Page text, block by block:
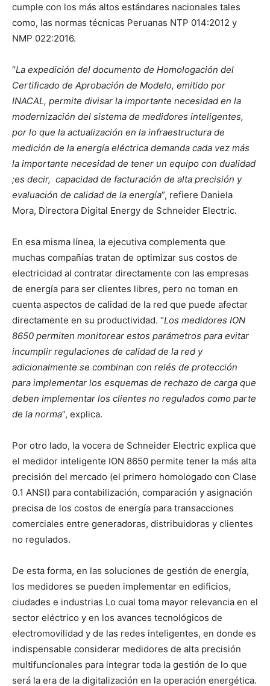
cumple con los más altos estándares nacionales tales
como, las normas técnicas Peruanas NTP 014:2012 y
NMP 022:2016.
“La expedición del documento de Homologación del
Certificado de Aprobación de Modelo, emitido por
INACAL, permite divisar la importante necesidad en la
modernización del sistema de medidores inteligentes,
por lo que la actualización en la infraestructura de
medición de la energía eléctrica demanda cada vez más
la importante necesidad de tener un equipo con dualidad
;es decir, capacidad de facturación de alta precisión y
evaluación de calidad de la energía”, refiere Daniela
Mora, Directora Digital Energy de Schneider Electric.
En esa misma línea, la ejecutiva complementa que
muchas compañías tratan de optimizar sus costos de
electricidad al contratar directamente con las empresas
de energía para ser clientes libres, pero no toman en
cuenta aspectos de calidad de la red que puede afectar
directamente en su productividad. “Los medidores ION
8650 permiten monitorear estos parámetros para evitar
incumplir regulaciones de calidad de la red y
adicionalmente se combinan con relés de protección
para implementar los esquemas de rechazo de carga que
deben implementar los clientes no regulados como parte
de la norma”, explica.
Por otro lado, la vocera de Schneider Electric explica que
el medidor inteligente ION 8650 permite tener la más alta
precisión del mercado (el primero homologado con Clase
0.1 ANSI) para contabilización, comparación y asignación
precisa de los costos de energía para transacciones
comerciales entre generadoras, distribuidoras y clientes
no regulados.
De esta forma, en las soluciones de gestión de energía,
los medidores se pueden implementar en edificios,
ciudades e industrias Lo cual toma mayor relevancia en el
sector eléctrico y en los avances tecnológicos de
electromovilidad y de las redes inteligentes, en donde es
indispensable considerar medidores de alta precisión
multifuncionales para integrar toda la gestión de lo que
será la era de la digitalización en la operación energética.